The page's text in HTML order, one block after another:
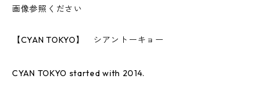
画像参照ください
【CYAN TOKYO】 シアントーキョー
CYAN TOKYO started with 2014.